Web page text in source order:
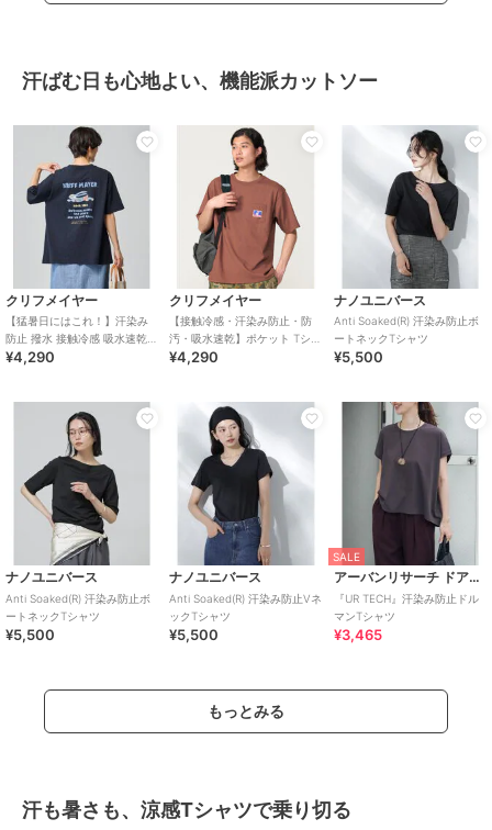
汗ばむ日も心地よい、機能派カットソー
クリフメイヤー
【猛暑日にはこれ！】汗染み
防止 撥水 接触冷感 吸水速乾
ウェットプロテクト ゆる Tシ
¥4,290
クリフメイヤー
【接触冷感・汗染み防止・防
汚・吸水速乾】ポケット Tシャ
ツ クリフラビット 半袖
¥4,290
ナノユニバース
Anti Soaked(R) 汗染み防止ボ
ートネックTシャツ
¥5,500
ナノユニバース
Anti Soaked(R) 汗染み防止ボ
ートネックTシャツ
¥5,500
ナノユニバース
Anti Soaked(R) 汗染み防止Vネ
ックTシャツ
¥5,500
SALE
アーバンリサーチ ドアーズ
『UR TECH』汗染み防止ドル
マンTシャツ
¥3,465
もっとみる
汗も暑さも、涼感Tシャツで乗り切る